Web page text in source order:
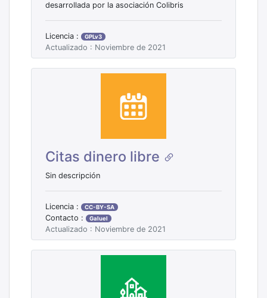
desarrollada por la asociación Colibris
Licencia : GPLv3
Actualizado : Noviembre de 2021
Citas dinero libre
Sin descripción
Licencia : CC-BY-SA
Contacto : Galuel
Actualizado : Noviembre de 2021